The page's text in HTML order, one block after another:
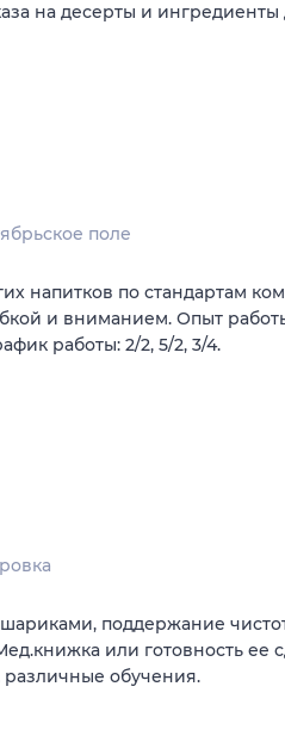
на десерты и ингредиенты
поле
напитков по стандартам
и вниманием. Опыт
работы: 2/2, 5/2, 3/4.
поддержание
или готовность ее
обучения.